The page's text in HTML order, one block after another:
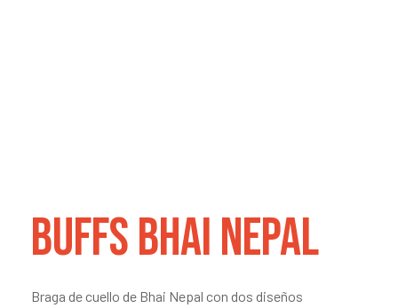
BUFFS BHAI NEPAL
Braga de cuello de Bhai Nepal con dos diseños